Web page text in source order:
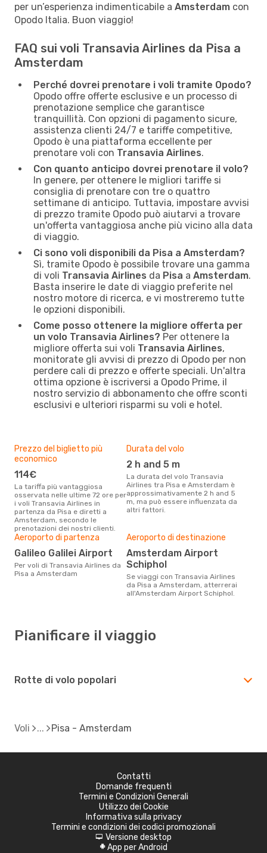
per un’esperienza indimenticabile a Amsterdam con
Opodo Italia. Buon viaggio!
FAQ sui voli Transavia Airlines da Pisa a
Amsterdam
Perché dovrei prenotare i voli tramite Opodo?
Opodo offre offerte esclusive e un processo di
prenotazione semplice che garantisce
tranquillità. Con opzioni di pagamento sicure,
assistenza clienti 24/7 e tariffe competitive,
Opodo è una piattaforma eccellente per
prenotare voli con Transavia Airlines.
Con quanto anticipo dovrei prenotare il volo?
In genere, per ottenere le migliori tariffe si
consiglia di prenotare con tre o quattro
settimane di anticipo. Tuttavia, impostare avvisi
di prezzo tramite Opodo può aiutarvi a trovare
un'offerta vantaggiosa anche più vicino alla data
di viaggio.
Ci sono voli disponibili da Pisa a Amsterdam?
Sì, tramite Opodo è possibile trovare una gamma
di voli Transavia Airlines da Pisa a Amsterdam.
Basta inserire le date di viaggio preferite nel
nostro motore di ricerca, e vi mostreremo tutte
le opzioni disponibili.
Come posso ottenere la migliore offerta per
un volo Transavia Airlines? Per ottenere la
migliore offerta sui voli Transavia Airlines,
monitorate gli avvisi di prezzo di Opodo per non
perdere cali di prezzo e offerte speciali. Un'altra
ottima opzione è iscriversi a Opodo Prime, il
nostro servizio di abbonamento che offre sconti
esclusivi e ulteriori risparmi su voli e hotel.
Prezzo del biglietto più
economico
114€
La tariffa più vantaggiosa
osservata nelle ultime 72 ore per
i voli Transavia Airlines in
partenza da Pisa e diretti a
Amsterdam, secondo le
prenotazioni dei nostri clienti.
Durata del volo
2 h and 5 m
La durata del volo Transavia
Airlines tra Pisa e Amsterdam è
approssimativamente 2 h and 5
m, ma può essere influenzata da
altri fattori.
Aeroporto di partenza
Galileo Galilei Airport
Per voli di Transavia Airlines da
Pisa a Amsterdam
Aeroporto di destinazione
Amsterdam Airport
Schiphol
Se viaggi con Transavia Airlines
da Pisa a Amsterdam, atterrerai
all'Amsterdam Airport Schiphol.
Pianificare il viaggio
Rotte di volo popolari
Voli Pisa - Amsterdam
Contatti
Domande frequenti
Termini e Condizioni Generali
Utilizzo dei Cookie
Informativa sulla privacy
Termini e condizioni dei codici promozionali
d Versione desktop
A App per Android